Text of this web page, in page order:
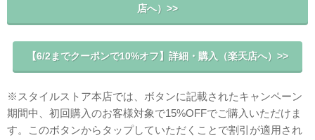
店へ）>>
【6/2までクーポンで10%オフ】詳細・購入（楽天店へ）>>
※スタイルストア本店では、ボタンに記載されたキャンペーン
期間中、初回購入のお客様対象で15%OFFでご購入いただけま
す。このボタンからタップしていただくことで割引が適用され